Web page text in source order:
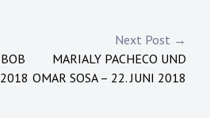
Next Post →
MARIALY PACHECO UND
OMAR SOSA – 22. JUNI 2018